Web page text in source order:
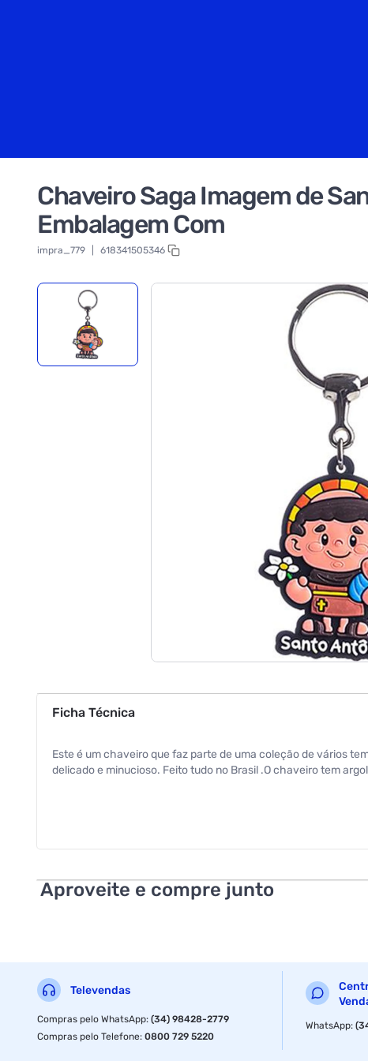
Chaveiro Saga Imagem de
Embalagem Com
impra_779 618341505346
Ficha Técnica
Este é um chaveiro que faz parte de uma coleção de vários
delicado e minucioso. Feito tudo no Brasil .O chaveiro tem
Aproveite e compre junto
Televendas
Compras pelo WhatsApp:(34) 98428-2779
Compras pelo Telefone:0800 729 5220
WhatsApp: